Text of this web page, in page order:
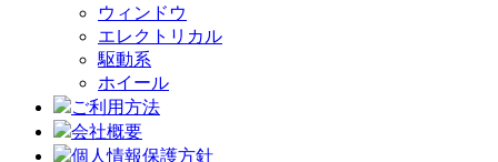
ウィンドウ
エレクトリカル
駆動系
ホイール
ご利用方法
会社概要
個人情報保護方針